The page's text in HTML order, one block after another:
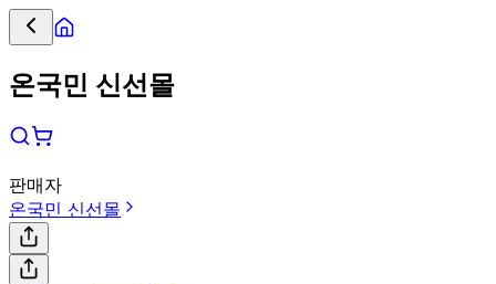
온국민 신선몰
판매자
온국민 신선몰